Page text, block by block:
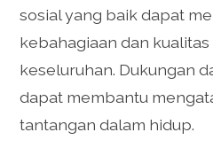
sosial yang baik dapat
kebahagiaan dan
keseluruhan. Dukungan
dapat membantu
tantangan dalam hidup.